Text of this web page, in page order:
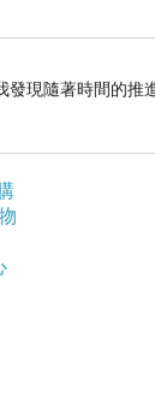
現隨著時間的